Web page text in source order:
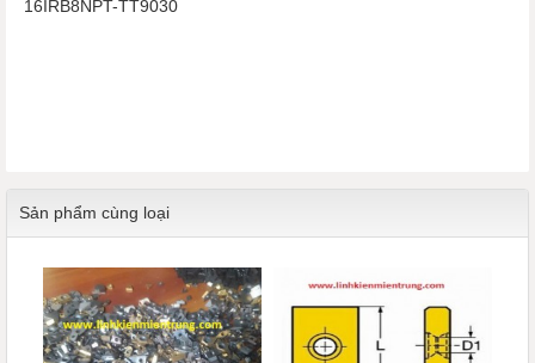
16IRB8NPT-TT9030
Sản phẩm cùng loại